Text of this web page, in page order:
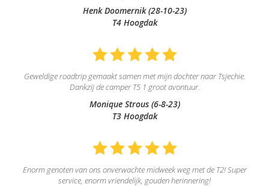
Henk Doomernik (28-10-23)
T4 Hoogdak
Geweldige roadtrip gemaakt samen met mijn dochter naar Tsjechie.
Dankzij de camper T5 1 groot avontuur.
Monique Strous (6-8-23)
T3 Hoogdak
Enorm genoten van ons onverwachte midweek weg met de T2! Super
service, enorm vriendelijk, gouden herinnering!